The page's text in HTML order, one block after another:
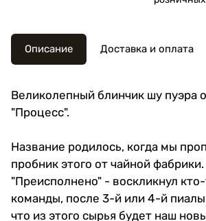
Описание Доставка и оплата
Великолепный блинчик шу пуэра
"Процесс".
Название родилось, когда мы
пробник этого от чайной фабрики.
"Преисполнено" - воскликнул
команды, после 3-й или 4-й
что из этого сырья будет наш